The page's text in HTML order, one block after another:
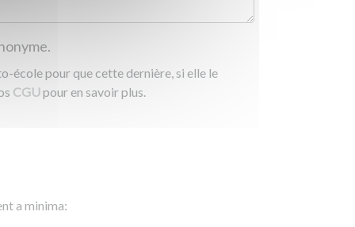
école pour que cette dernière, si elle le
CGUpour en savoir plus.
a minima: